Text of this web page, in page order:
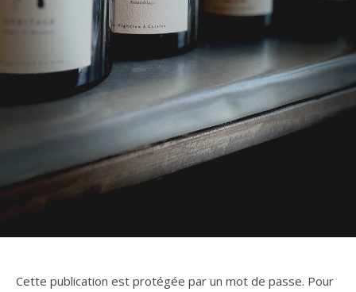
Cette publication est protégée par un mot de passe. Pour